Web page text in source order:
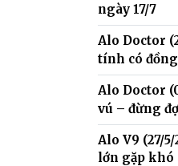
ngày 17/7
Alo Doctor
tính có
Alo Doctor
vú – đừng
Alo V9 (27/
lớn gặp khó